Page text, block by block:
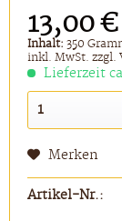
13,00
Inhalt:350
inkl. MwSt.zzgl.
Lieferzeit
Merken
Artikel-Nr.: